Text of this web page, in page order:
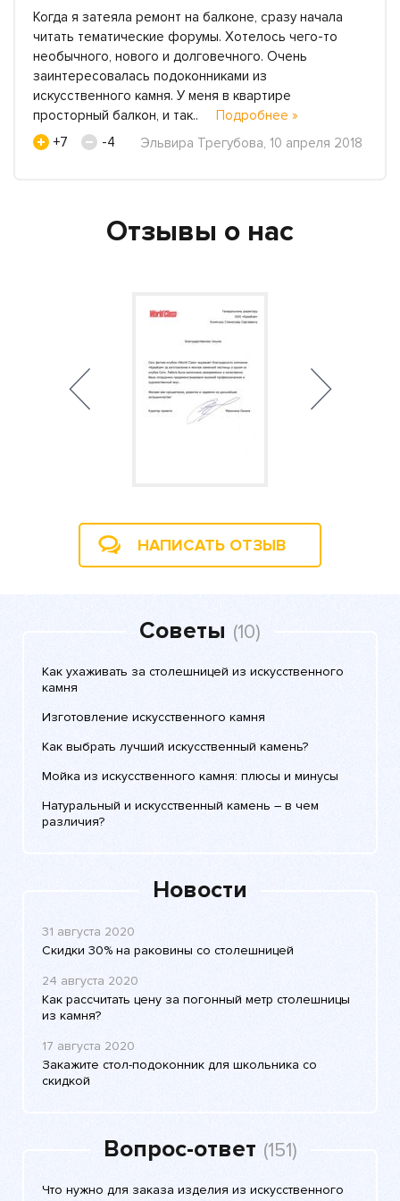
Когда я затеяла ремонт на балконе, сразу начала
читать тематические форумы. Хотелось чего-то
необычного, нового и долговечного. Очень
заинтересовалась подоконниками из
искусственного камня. У меня в квартире
просторный балкон, и так.. Подробнее »
+7
-4 Эльвира Трегубова, 10 апреля 2018
Отзывы о нас
НАПИСАТЬ ОТЗЫВ
Советы (10)
Как ухаживать за столешницей из искусственного
камня
Изготовление искусственного камня
Как выбрать лучший искусственный камень?
Мойка из искусственного камня: плюсы и минусы
Натуральный и искусственный камень – в чем
различия?
Новости
31 августа 2020
Скидки 30% на раковины со столешницей
24 августа 2020
Как рассчитать цену за погонный метр столешницы
из камня?
17 августа 2020
Закажите стол-подоконник для школьника со
скидкой
Вопрос-ответ (151)
Что нужно для заказа изделия из искусственного